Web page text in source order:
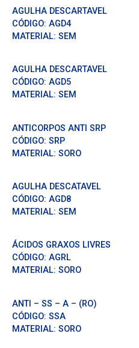
AGULHA DESCARTAVEL
CÓDIGO: AGD4
MATERIAL: SEM
AGULHA DESCARTAVEL
CÓDIGO: AGD5
MATERIAL: SEM
ANTICORPOS ANTI SRP
CÓDIGO: SRP
MATERIAL: SORO
AGULHA DESCATAVEL
CÓDIGO: AGD8
MATERIAL: SEM
ÁCIDOS GRAXOS LIVRES
CÓDIGO: AGRL
MATERIAL: SORO
ANTI – SS – A – (RO)
CÓDIGO: SSA
MATERIAL: SORO